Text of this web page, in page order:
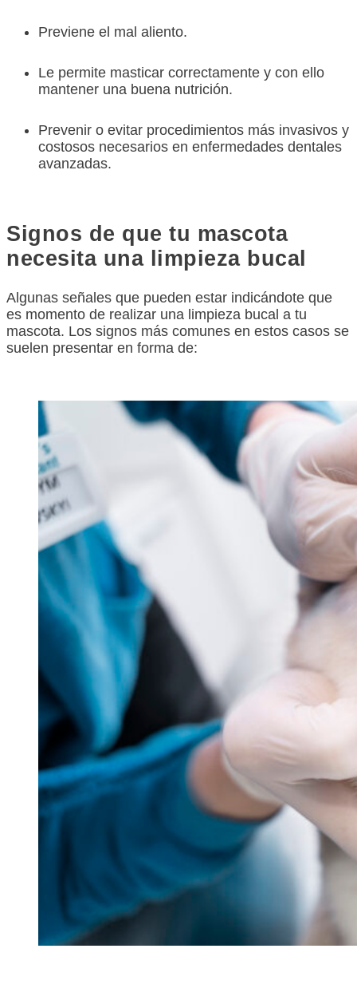
Previene el mal aliento.
Le permite masticar correctamente y con ello
mantener una buena nutrición.
Prevenir o evitar procedimientos más invasivos y
costosos necesarios en enfermedades dentales
avanzadas.
Signos de que tu mascota
necesita una limpieza bucal
Algunas señales que pueden estar indicándote que
es momento de realizar una limpieza bucal a tu
mascota. Los signos más comunes en estos casos se
suelen presentar en forma de: